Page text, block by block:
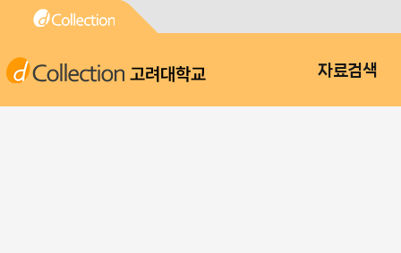
고려대학교 자료검색